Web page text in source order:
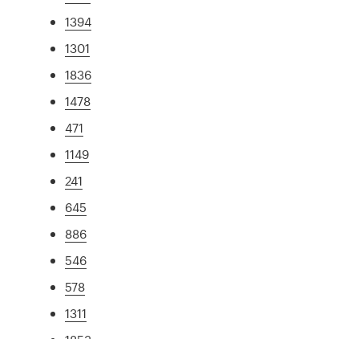
1394
1301
1836
1478
471
1149
241
645
886
546
578
1311